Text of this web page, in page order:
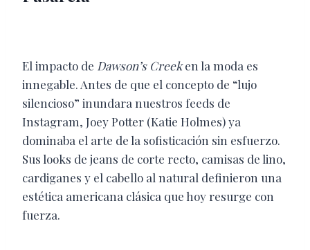
El impacto de Dawson’s Creeken la moda es
innegable. Antes de que el concepto de “lujo
silencioso” inundara nuestros feeds de
Instagram, Joey Potter (Katie Holmes) ya
dominaba el arte de la sofisticación sin esfuerzo.
Sus looks de jeans de corte recto, camisas de lino,
cardiganes y el cabello al natural definieron una
estética americana clásica que hoy resurge con
fuerza.